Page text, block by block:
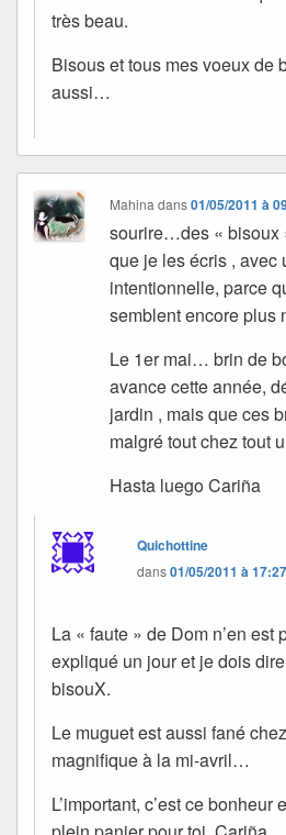
très beau.
Bisous et tous mes voeux de
aussi…
Mahina dans01/05/2011 à
sourire…des « bisoux
que je les écris , avec
intentionnelle, parce
semblent encore
Le 1er mai… brin de
avance cette année,
jardin , mais que ces
malgré tout chez tout
Hasta luego Cariña
Quichottine
dans01/05/2011 à 17:27
La « faute » de Dom n’en est
expliqué un jour et je dois
bisouX.
Le muguet est aussi fané
magnifique à la mi-avril…
L’important, c’est ce